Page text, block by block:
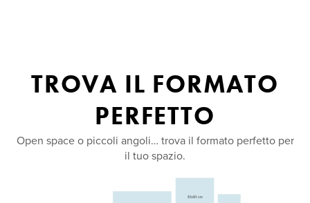
TROVA IL FORMATO
PERFETTO
Open space o piccoli angoli… trova il formato perfetto per
il tuo spazio.